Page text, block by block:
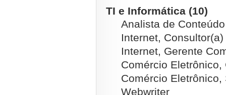
TI e Informática (10)
Analista de
Internet,
Internet, Gerente
Comércio
Comércio
Webwriter